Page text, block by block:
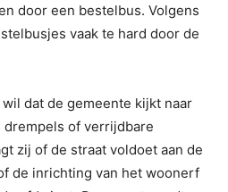
door een bestelbus. Volgens
vaak te hard door de
dat de gemeente kijkt naar
drempels of verrijdbare
zij of de straat voldoet aan de
de inrichting van het woonerf